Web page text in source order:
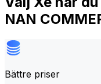
NAN
Bättre priser